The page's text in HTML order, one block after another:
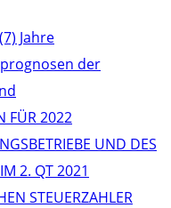
Jahre
der
FÜR 2022
UND DES
2. QT 2021
STEUERZAHLER